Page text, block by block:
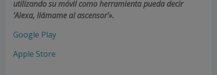
utilizando su móvil como herramienta pueda decir
‘Alexa, llámame al ascensor'».
Google Play
Apple Store